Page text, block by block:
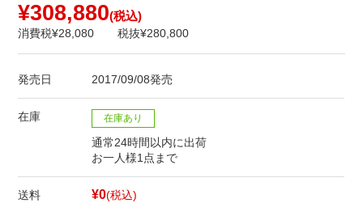
¥308,880(税込)
消費税¥28,080 税抜¥280,800
発売日 2017/09/08発売
在庫 在庫あり
通常24時間以内に出荷
お一人様1点まで
送料 ¥0(税込)